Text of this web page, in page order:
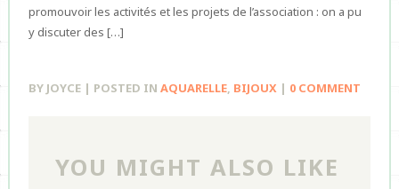
promouvoir les activités et les projets de l’association : on a pu
y discuter des […]
BY JOYCE | POSTED INAQUARELLE, BIJOUX | 0 COMMENT
YOU MIGHT ALSO LIKE